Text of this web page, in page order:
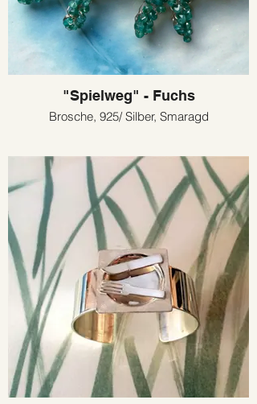
"Spielweg" - Fuchs
Brosche, 925/ Silber, Smaragd